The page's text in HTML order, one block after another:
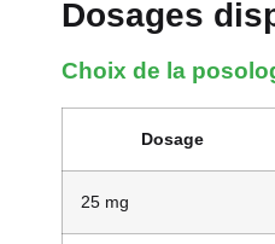
Dosages
Choix de la
Dosage
25 mg